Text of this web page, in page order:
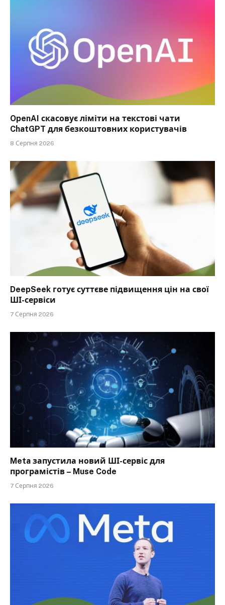
OpenAI скасовує ліміти на текстові чати
ChatGPT для безкоштовних користувачів
8 Серпня 2026
DeepSeek готує суттєве підвищення цін на свої
ШІ-сервіси
7 Серпня 2026
Meta запустила новий ШІ-сервіс для
програмістів – Muse Code
7 Серпня 2026